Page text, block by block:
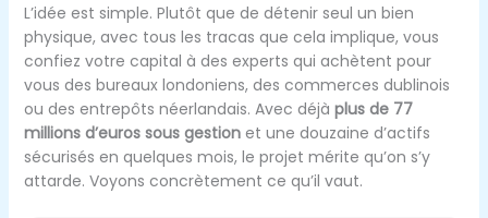
L’idée est simple. Plutôt que de détenir seul un bien
physique, avec tous les tracas que cela implique, vous
confiez votre capital à des experts qui achètent pour
vous des bureaux londoniens, des commerces dublinois
ou des entrepôts néerlandais. Avec déjà plus de 77
millions d’euros sous gestionet une douzaine d’actifs
sécurisés en quelques mois, le projet mérite qu’on s’y
attarde. Voyons concrètement ce qu’il vaut.